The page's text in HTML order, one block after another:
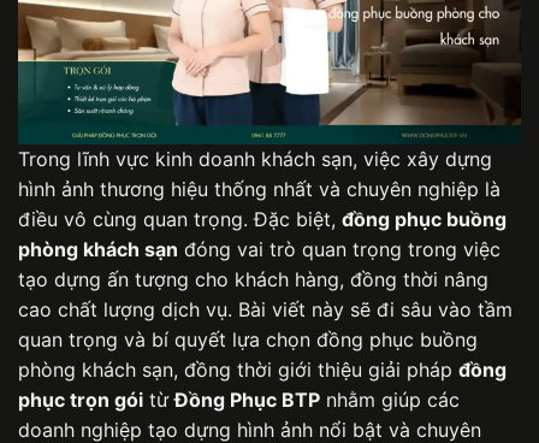
Trong lĩnh vực kinh doanh khách sạn, việc xây dựng
hình ảnh thương hiệu thống nhất và chuyên nghiệp là
điều vô cùng quan trọng. Đặc biệt, đồng phục buồng
phòng khách sạn đóng vai trò quan trọng trong việc
tạo dựng ấn tượng cho khách hàng, đồng thời nâng
cao chất lượng dịch vụ. Bài viết này sẽ đi sâu vào tầm
quan trọng và bí quyết lựa chọn đồng phục buồng
phòng khách sạn, đồng thời giới thiệu giải pháp đồng
phục trọn gói từĐồng Phục BTP nhằm giúp các
doanh nghiệp tạo dựng hình ảnh nổi bật và chuyên